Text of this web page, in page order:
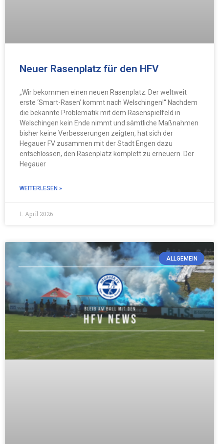
Neuer Rasenplatz für den HFV
„Wir bekommen einen neuen Rasenplatz: Der weltweit
erste ‘Smart-Rasen’ kommt nach Welschingen!“ Nachdem
die bekannte Problematik mit dem Rasenspielfeld in
Welschingen kein Ende nimmt und sämtliche Maßnahmen
bisher keine Verbesserungen zeigten, hat sich der
Hegauer FV zusammen mit der Stadt Engen dazu
entschlossen, den Rasenplatz komplett zu erneuern. Der
Hegauer
WEITERLESEN »
1. April 2026
ALLGEMEIN